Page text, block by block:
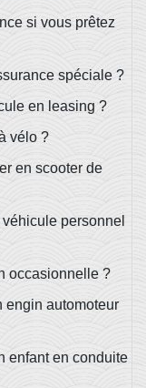
si vous prêtez
spéciale ?
en leasing ?
vélo ?
en scooter de
personnel
occasionnelle ?
engin automoteur
enfant en conduite